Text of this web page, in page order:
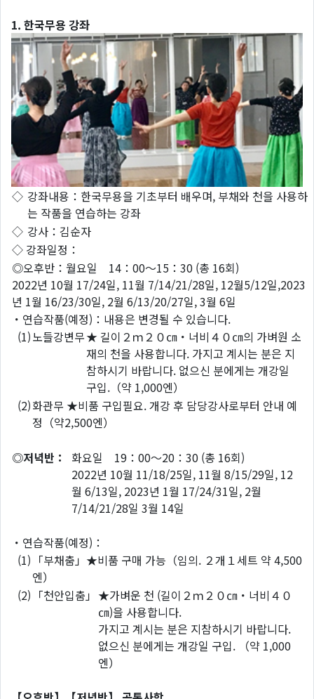
1. 한국무용 강좌
◇ 강좌내용：한국무용을 기초부터 배우며, 부채와 천을 사용하
는 작품을 연습하는 강좌
◇ 강사：김순자
◇ 강좌일정：
◎오후반：월요일 14：00～15：30 (총 16회)
2022년 10월 17/24일, 11월 7/14/21/28일, 12월5/12일,2023
년 1월 16/23/30일, 2월 6/13/20/27일, 3월 6일
・연습작품(예정)：내용은 변경될 수 있습니다.
(1)노들강변무★ 길이２ｍ２０㎝・너비４０㎝의 가벼원 소
재의 천을 사용합니다. 가지고 계시는 분은 지
참하시기 바랍니다. 없으신 분에게는 개강일
구입.（약 1,000엔）
(2)화관무 ★비품 구입필요. 개강 후 담당강사로부터 안내 예
정（약2,500엔）
◎저녁반：
화요일 19：00～20：30 (총 16회)
2022년 10월 11/18/25일, 11월 8/15/29일, 12
월 6/13일, 2023년 1월 17/24/31일, 2월
7/14/21/28일 3월 14일
・연습작품(예정)：
(1) 「부채춤」★비품 구매 가능（임의. ２개１세트 약 4,500
엔）
(2) 「천안입춤」 ★가벼운 천 (길이２ｍ２０㎝・너비４０
㎝)을 사용합니다.
가지고 계시는 분은 지참하시기 바랍니다.
없으신 분에게는 개강일 구입. （약 1,000
엔）